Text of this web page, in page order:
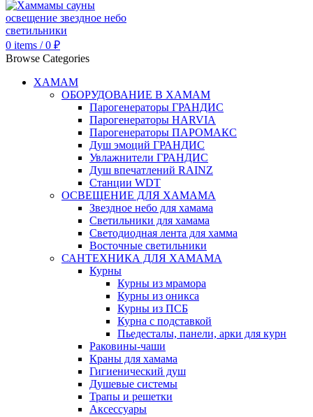
0 items / 0 ₽
Browse Categories
ХАМАМ
ОБОРУДОВАНИЕ В ХАМАМ
Парогенераторы ГРАНДИС
Парогенераторы HARVIA
Парогенераторы ПАРОМАКС
Душ эмоций ГРАНДИС
Увлажнители ГРАНДИС
Душ впечатлений RAINZ
Станции WDT
ОСВЕЩЕНИЕ ДЛЯ ХАМАМА
Звездное небо для хамама
Светильники для хамама
Светодиодная лента для хамма
Восточные светильники
САНТЕХНИКА ДЛЯ ХАМАМА
Курны
Курны из мрамора
Курны из оникса
Курны из ПСБ
Курна с подставкой
Пьедесталы, панели, арки для курн
Раковины-чаши
Краны для хамама
Гигиенический душ
Душевые системы
Трапы и решетки
Аксессуары